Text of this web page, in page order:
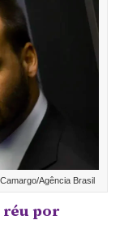
Agência Brasil
réu por